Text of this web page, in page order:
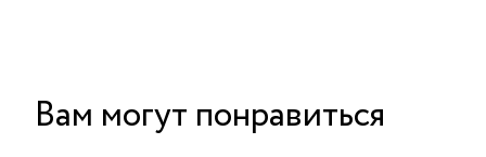
Вам могут понравиться